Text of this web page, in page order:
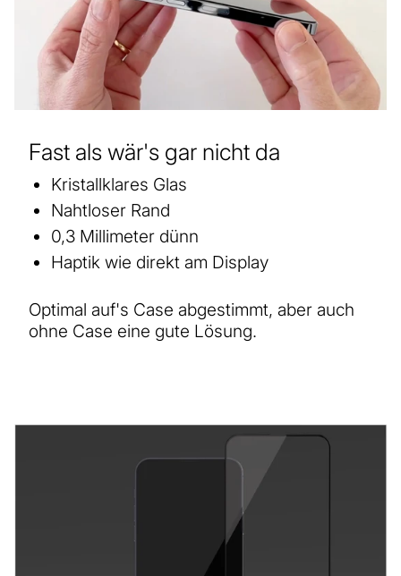
Fast als wär's gar nicht da
Kristallklares Glas
Nahtloser Rand
0,3 Millimeter dünn
Haptik wie direkt am Display
Optimal auf's Case abgestimmt, aber auch
ohne Case eine gute Lösung.